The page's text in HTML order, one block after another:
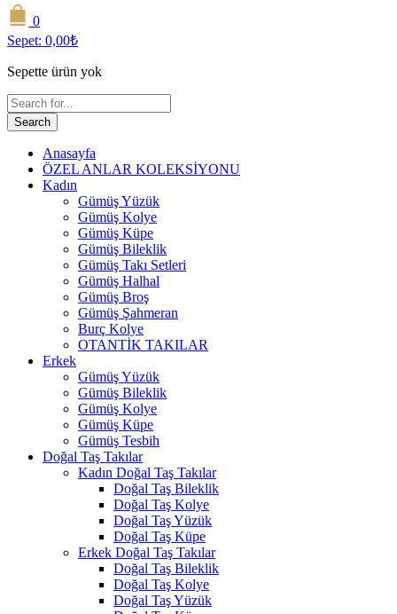
0
Sepet: 0,00₺
Sepette ürün yok
Search
Anasayfa
ÖZEL ANLAR KOLEKSİYONU
Kadın
Gümüş Yüzük
Gümüş Kolye
Gümüş Küpe
Gümüş Bileklik
Gümüş Takı Setleri
Gümüş Halhal
Gümüş Broş
Gümüş Şahmeran
Burç Kolye
OTANTİK TAKILAR
Erkek
Gümüş Yüzük
Gümüş Bileklik
Gümüş Kolye
Gümüş Küpe
Gümüş Tesbih
Doğal Taş Takılar
Kadın Doğal Taş Takılar
Doğal Taş Bileklik
Doğal Taş Kolye
Doğal Taş Yüzük
Doğal Taş Küpe
Erkek Doğal Taş Takılar
Doğal Taş Bileklik
Doğal Taş Kolye
Doğal Taş Yüzük